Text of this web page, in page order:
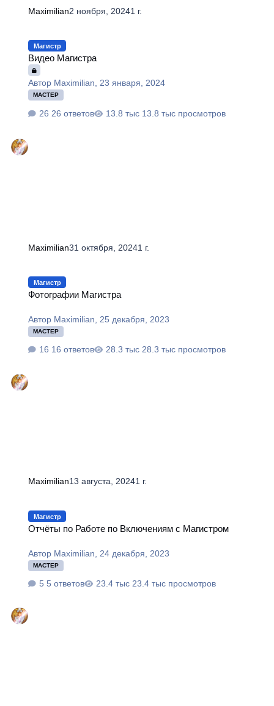
Maximilian2 ноября, 20241 г.
Магистр
Видео Магистра
Автор Maximilian 23 января, 2024
МАСТЕР
26 ответов 13.8 тыс просмотров
Maximilian31 октября, 20241 г.
Магистр
Фотографии Магистра
Автор Maximilian 25 декабря, 2023
МАСТЕР
16 ответов 28.3 тыс просмотров
Maximilian13 августа, 20241 г.
Магистр
Отчёты по Работе по Включениям с Магистром
Автор Maximilian 24 декабря, 2023
МАСТЕР
5 ответов 23.4 тыс просмотров